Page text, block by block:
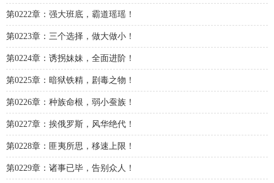
第0222章：强大班底，霸道瑶瑶！
第0223章：三个选择，做大做小！
第0224章：诱拐妹妹，全面进阶！
第0225章：暗狱铁精，剧毒之物！
第0226章：种族命根，弱小蚕族！
第0227章：挨俄罗斯，风华绝代！
第0228章：匪夷所思，移速上限！
第0229章：诸事已毕，告别众人！